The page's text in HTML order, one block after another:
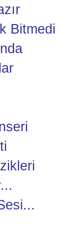
Bitmedi